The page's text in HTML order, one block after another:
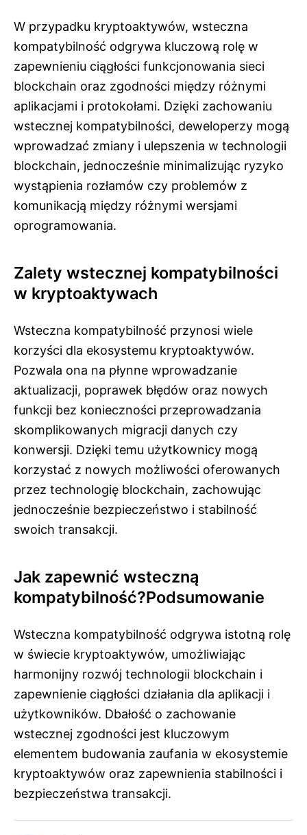
W przypadku kryptoaktywów, wsteczna
kompatybilność odgrywa kluczową rolę w
zapewnieniu ciągłości funkcjonowania sieci
blockchain oraz zgodności między różnymi
aplikacjami i protokołami. Dzięki zachowaniu
wstecznej kompatybilności, deweloperzy mogą
wprowadzać zmiany i ulepszenia w technologii
blockchain, jednocześnie minimalizując ryzyko
wystąpienia rozłamów czy problemów z
komunikacją między różnymi wersjami
oprogramowania.
Zalety wstecznej kompatybilności
w kryptoaktywach
Wsteczna kompatybilność przynosi wiele
korzyści dla ekosystemu kryptoaktywów.
Pozwala ona na płynne wprowadzanie
aktualizacji, poprawek błędów oraz nowych
funkcji bez konieczności przeprowadzania
skomplikowanych migracji danych czy
konwersji. Dzięki temu użytkownicy mogą
korzystać z nowych możliwości oferowanych
przez technologię blockchain, zachowując
jednocześnie bezpieczeństwo i stabilność
swoich transakcji.
Jak zapewnić wsteczną
kompatybilność?Podsumowanie
Wsteczna kompatybilność odgrywa istotną rolę
w świecie kryptoaktywów, umożliwiając
harmonijny rozwój technologii blockchain i
zapewnienie ciągłości działania dla aplikacji i
użytkowników. Dbałość o zachowanie
wstecznej zgodności jest kluczowym
elementem budowania zaufania w ekosystemie
kryptoaktywów oraz zapewnienia stabilności i
bezpieczeństwa transakcji.